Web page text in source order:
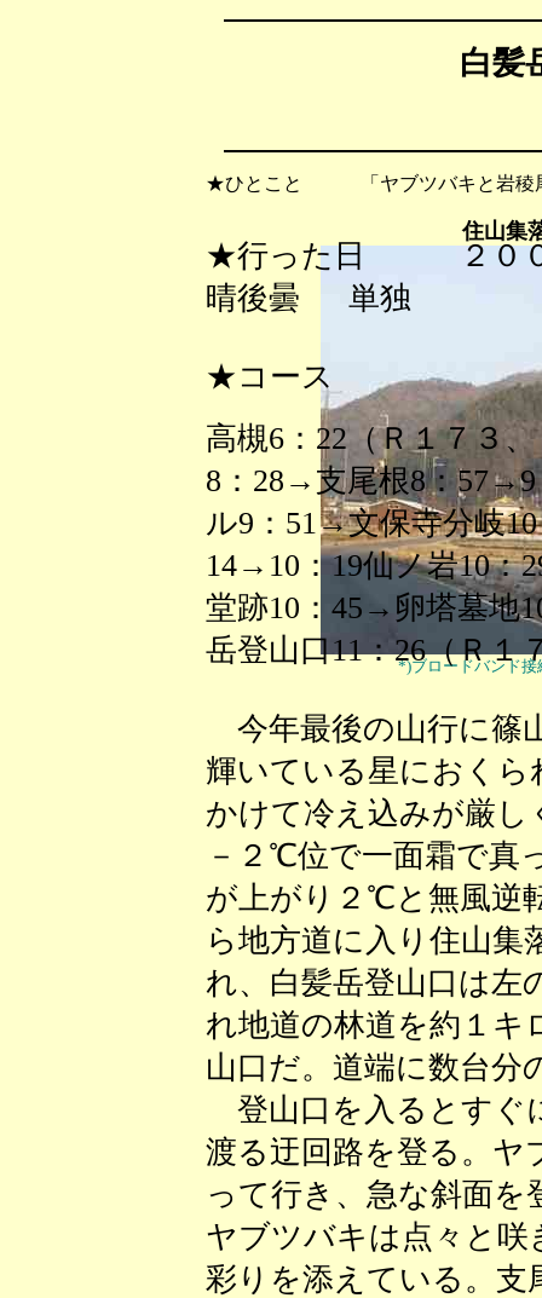
白髪
★ひとこと 「ヤブツバキと岩稜尾
住山集
*)ブロードバンド接
★行った日 ２００
晴後曇 単独
★コース
高槻6：22（Ｒ１７３
8：28→支尾根8：57→9
ル9：51→文保寺分岐
14→10：19仙ノ岩10
堂跡10：45→卵塔墓地
岳登山口11：26（Ｒ１
今年最後の山行に篠
輝いている星におく
かけて冷え込みが厳
－２℃位で一面霜で真
が上がり２℃と無風逆
ら地方道に入り住山集
れ、白髪岳登山口は左
れ地道の林道を約１キ
山口だ。道端に数台分
登山口を入るとすぐ
渡る迂回路を登る。ヤ
って行き、急な斜面
ヤブツバキは点々と咲
彩りを添えている。支